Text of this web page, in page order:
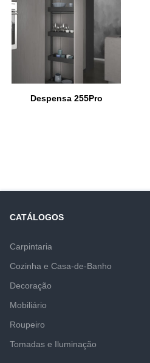
Despensa 255Pro
CATÁLOGOS
Carpintaria
Cozinha e Casa-de-Banho
Decoração
Mobiliário
Roupeiro
Tomadas e Iluminação